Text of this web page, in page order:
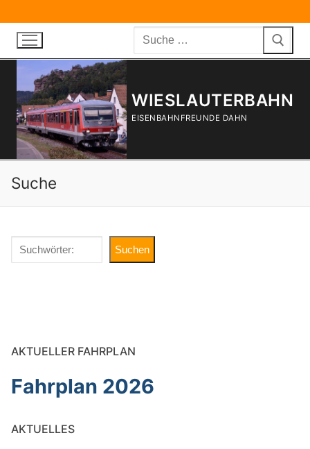
Inhalt
springen
Suchen
nach:
WIESLAUTERBAHN
EISENBAHNFREUNDE DAHN
Suche
Suchen Suchen
AKTUELLER FAHRPLAN
Fahrplan 2026
AKTUELLES